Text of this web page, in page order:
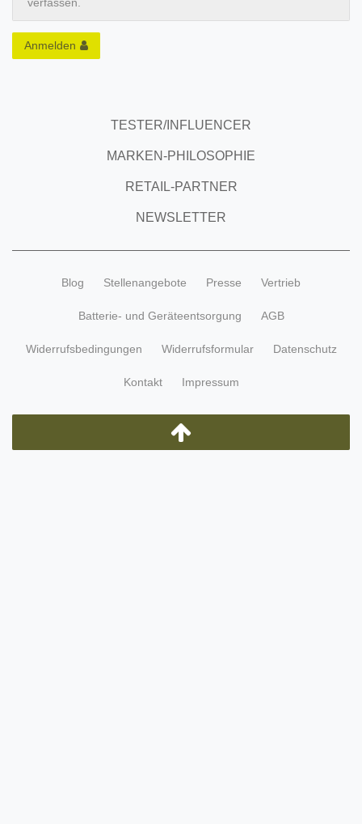
verfassen.
Anmelden
TESTER/INFLUENCER
MARKEN-PHILOSOPHIE
RETAIL-PARTNER
NEWSLETTER
Blog Stellenangebote Presse Vertrieb
Batterie- und Geräteentsorgung AGB
Widerrufsbedingungen Widerrufsformular Datenschutz
Kontakt Impressum